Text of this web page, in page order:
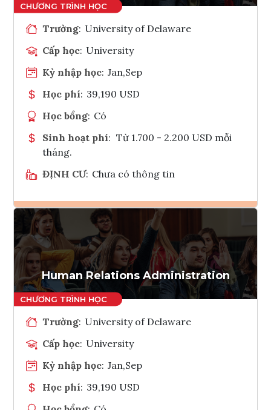
Trường: University of Delaware
Cấp học: University
Kỳ nhập học: Jan,Sep
Học phí: 39,190 USD
Học bổng: Có
Sinh hoạt phí: Từ 1.700 - 2.200 USD mỗi
tháng.
ĐỊNH CƯ: Chưa có thông tin
Ghi danh
Tham vấn Interlink
Human Relations Administration
Trường: University of Delaware
Cấp học: University
Kỳ nhập học: Jan,Sep
Học phí: 39,190 USD